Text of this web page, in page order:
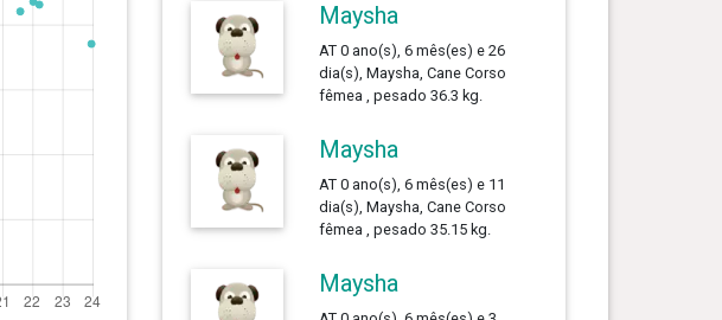
Maysha
AT 0 ano(s), 6 mês(es) e 26
dia(s), Maysha, Cane Corso
fêmea , pesado 36.3 kg.
Maysha
AT 0 ano(s), 6 mês(es) e 11
dia(s), Maysha, Cane Corso
fêmea , pesado 35.15 kg.
Maysha